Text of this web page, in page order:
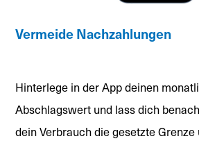
Vermeide Nachzahlungen
Hinterlege in der App deinen
Abschlagswert und lass dich
dein Verbrauch die gesetzte